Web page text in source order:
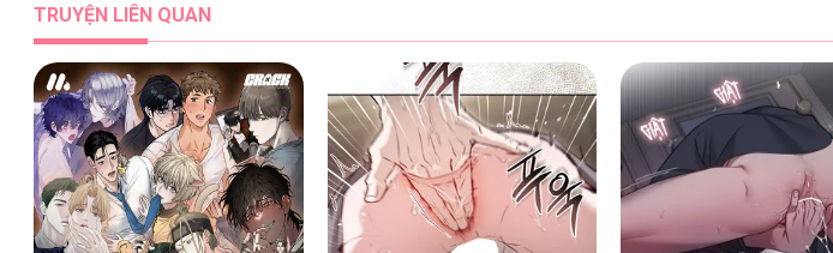
Crazy Rich Santa [...] – Chap 7
TRUYỆN LIÊN QUAN